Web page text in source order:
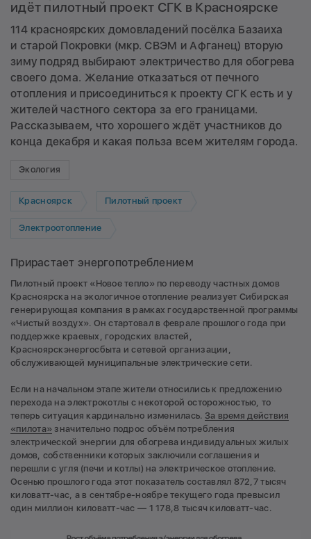
идёт пилотный проект СГК в Красноярске
114 красноярских домовладений посёлка Базаиха
и старой Покровки (мкр. СВЭМ и Афганец) вторую
зиму подряд выбирают электричество для обогрева
своего дома. Желание отказаться от печного
отопления и присоединиться к проекту СГК есть и у
жителей частного сектора за его границами.
Рассказываем, что хорошего ждёт участников до
конца декабря и какая польза всем жителям города.
Экология
Красноярск Пилотный проект
Электроотопление
Прирастает энергопотреблением
Пилотный проект «Новое тепло» по переводу частных домов
Красноярска на экологичное отопление реализует Сибирская
генерирующая компания в рамках государственной программы
«Чистый воздух». Он стартовал в феврале прошлого года при
поддержке краевых, городских властей,
Красноярскэнергосбыта и сетевой организации,
обслуживающей муниципальные электрические сети.
Если на начальном этапе жители относились к предложению
перехода на электрокотлы с некоторой осторожностью, то
теперь ситуация кардинально изменилась. За время действия
«пилота» значительно подрос объём потребления
электрической энергии для обогрева индивидуальных жилых
домов, собственники которых заключили соглашения и
перешли с угля (печи и котлы) на электрическое отопление.
Осенью прошлого года этот показатель составлял 872,7 тысяч
киловатт-час, а в сентябре-ноябре текущего года превысил
один миллион киловатт-час — 1 178,8 тысяч киловатт-час.